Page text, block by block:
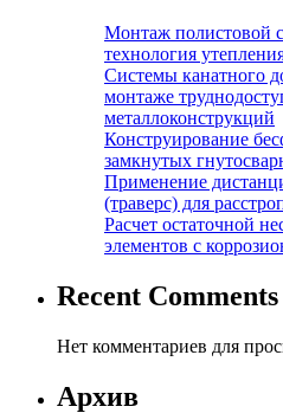
Монтаж полистовой
технология
Системы канатного
монтаже
металлоконструкций
Конструирование
замкнутых
Применение
(траверс) для
Расчет остаточной
элементов с
Recent Comments
Нет комментариев для
Архив